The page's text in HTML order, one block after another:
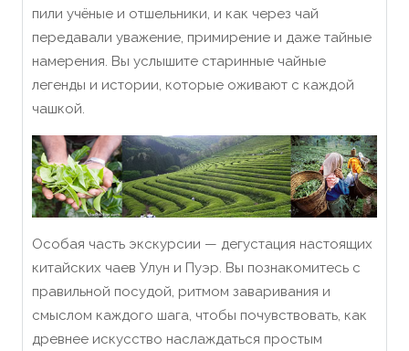
пили учёные и отшельники, и как через чай
передавали уважение, примирение и даже тайные
намерения. Вы услышите старинные чайные
легенды и истории, которые оживают с каждой
чашкой.
Особая часть экскурсии — дегустация настоящих
китайских чаев Улун и Пуэр. Вы познакомитесь с
правильной посудой, ритмом заваривания и
смыслом каждого шага, чтобы почувствовать, как
древнее искусство наслаждаться простым